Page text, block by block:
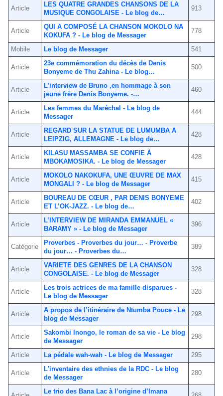
Article
LES QUATRE GRANDES CHANSONS DE LA
MUSIQUE CONGOLAISE - Le blog de…
913
Article
QUI A COMPOSÉ LA CHANSON MOKOLO NA
KOKUFA ? - Le blog de Messager
778
Mobile Le blog de Messager 541
Article
23e commémoration du décès de Denis
Bonyeme de Thu Zahina - Le blog…
500
Article
L’interview de Bruno ,en hommage à son
jeune frère Denis Bonyeme. -…
460
Article
Les femmes du Maréchal - Le blog de
Messager
444
Article
REGARD SUR LA STATUE DE LUMUMBA A
LEIPZIG, ALLEMAGNE - Le blog de…
428
Article
KILASU MASSAMBA SE CONFIE À
MBOKAMOSIKA. - Le blog de Messager
428
Article
MOKOLO NAKOKUFA, UNE ŒUVRE DE MAX
MONGALI ? - Le blog de Messager
415
Article
BOUREAU DE CŒUR , PAR DENIS BONYEME
ET L’OK-JAZZ. - Le blog de…
402
Article
L’INTERVIEW DE MIRANDA EMMANUEL «
BARAMY » - Le blog de Messager
396
Catégorie
Proverbes - Proverbes du jour… - Proverbe
du jour… - Proverbes du…
389
Article
VARIETE DES GENRES DE LA CHANSON
CONGOLAISE. - Le blog de Messager
328
Article
Les trois actrices de ma famille disparues -
Le blog de Messager
328
Article
A propos de l’itinéraire de Ntumba Pouce - Le
blog de Messager
298
Article
Sakombi Inongo, le roman de sa vie - Le blog
de Messager
298
Article La pédale wah-wah - Le blog de Messager 295
Article
L'inventaire des ethnies de la RDC - Le blog
de Messager
280
Le trio des Bana Lac à l’origine d’Imana